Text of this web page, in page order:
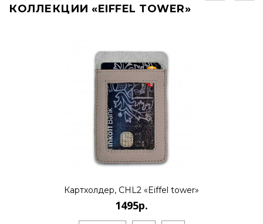
КОЛЛЕКЦИИ «EIFFEL TOWER»
Картхолдер, CHL2 «Eiffel tower»
1495р.